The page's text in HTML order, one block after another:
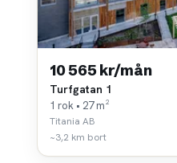
10 565 kr/mån
Turfgatan 1
1 rok • 27 m²
Titania AB
~3,2 km bort